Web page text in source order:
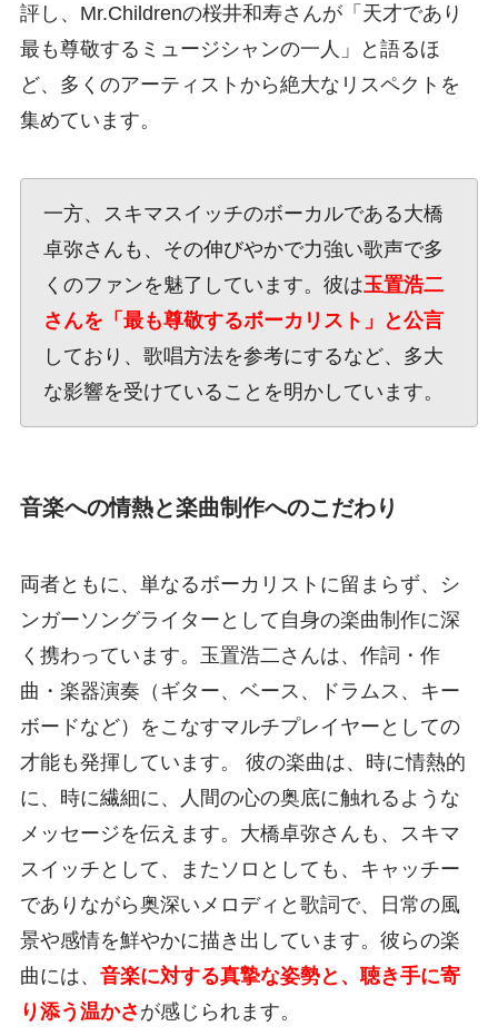
評し、Mr.Childrenの桜井和寿さんが「天才であり
最も尊敬するミュージシャンの一人」と語るほ
ど、多くのアーティストから絶大なリスペクトを
集めています。
一方、スキマスイッチのボーカルである大橋
卓弥さんも、その伸びやかで力強い歌声で多
くのファンを魅了しています。彼は玉置浩二
さんを「最も尊敬するボーカリスト」と公言
しており、歌唱方法を参考にするなど、多大
な影響を受けていることを明かしています。
音楽への情熱と楽曲制作へのこだわり
両者ともに、単なるボーカリストに留まらず、シ
ンガーソングライターとして自身の楽曲制作に深
く携わっています。玉置浩二さんは、作詞・作
曲・楽器演奏（ギター、ベース、ドラムス、キー
ボードなど）をこなすマルチプレイヤーとしての
才能も発揮しています。 彼の楽曲は、時に情熱的
に、時に繊細に、人間の心の奥底に触れるような
メッセージを伝えます。大橋卓弥さんも、スキマ
スイッチとして、またソロとしても、キャッチー
でありながら奥深いメロディと歌詞で、日常の風
景や感情を鮮やかに描き出しています。彼らの楽
曲には、 音楽に対する真摯な姿勢と、聴き手に寄
り添う温かさ が感じられます。